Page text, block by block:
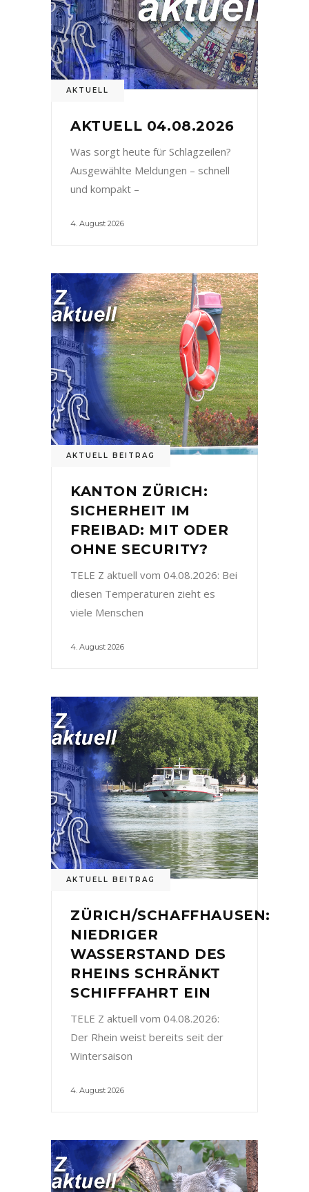
AKTUELL
AKTUELL 04.08.2026
Was sorgt heute für Schlagzeilen?
Ausgewählte Meldungen – schnell
und kompakt –
4. August 2026
AKTUELL BEITRAG
KANTON ZÜRICH:
SICHERHEIT IM
FREIBAD: MIT ODER
OHNE SECURITY?
TELE Z aktuell vom 04.08.2026: Bei
diesen Temperaturen zieht es
viele Menschen
4. August 2026
AKTUELL BEITRAG
ZÜRICH/SCHAFFHAUSEN:
NIEDRIGER
WASSERSTAND DES
RHEINS SCHRÄNKT
SCHIFFFAHRT EIN
TELE Z aktuell vom 04.08.2026:
Der Rhein weist bereits seit der
Wintersaison
4. August 2026